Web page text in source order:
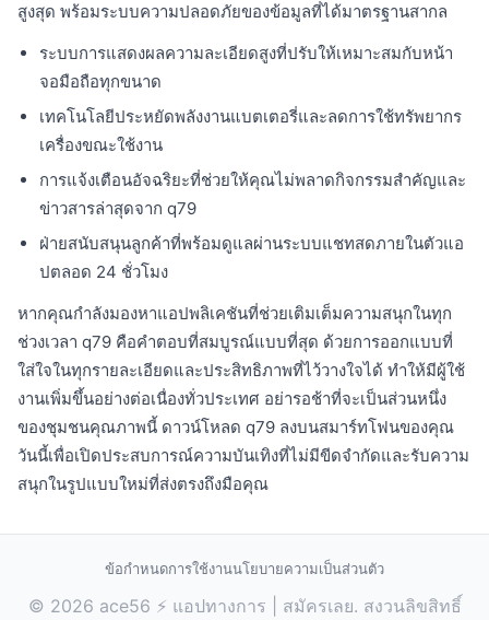
สูงสุด พร้อมระบบความปลอดภัยของข้อมูลที่ได้มาตรฐานสากล
ระบบการแสดงผลความละเอียดสูงที่ปรับให้เหมาะสมกับหน้า
จอมือถือทุกขนาด
เทคโนโลยีประหยัดพลังงานแบตเตอรี่และลดการใช้ทรัพยากร
เครื่องขณะใช้งาน
การแจ้งเตือนอัจฉริยะที่ช่วยให้คุณไม่พลาดกิจกรรมสำคัญและ
ข่าวสารล่าสุดจาก q79
ฝ่ายสนับสนุนลูกค้าที่พร้อมดูแลผ่านระบบแชทสดภายในตัวแอ
ปตลอด 24 ชั่วโมง
หากคุณกำลังมองหาแอปพลิเคชันที่ช่วยเติมเต็มความสนุกในทุก
ช่วงเวลา q79 คือคำตอบที่สมบูรณ์แบบที่สุด ด้วยการออกแบบที่
ใส่ใจในทุกรายละเอียดและประสิทธิภาพที่ไว้วางใจได้ ทำให้มีผู้ใช้
งานเพิ่มขึ้นอย่างต่อเนื่องทั่วประเทศ อย่ารอช้าที่จะเป็นส่วนหนึ่ง
ของชุมชนคุณภาพนี้ ดาวน์โหลด q79 ลงบนสมาร์ทโฟนของคุณ
วันนี้เพื่อเปิดประสบการณ์ความบันเทิงที่ไม่มีขีดจำกัดและรับความ
สนุกในรูปแบบใหม่ที่ส่งตรงถึงมือคุณ
ข้อกำหนดการใช้งานนโยบายความเป็นส่วนตัว
© 2026 ace56 ⚡ แอปทางการ | สมัครเลย. สงวนลิขสิทธิ์